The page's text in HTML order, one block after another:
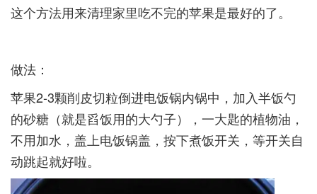
这个方法用来清理家里吃不完的苹果是最好的了。­
做法：­
苹果2-3颗削皮切粒倒进电饭锅内锅中，加入半饭勺
的砂糖（就是舀饭用的大勺子），一大匙的植物油，
不用加水，盖上电饭锅盖，按下煮饭开关，等开关自
动跳起就好啦。­